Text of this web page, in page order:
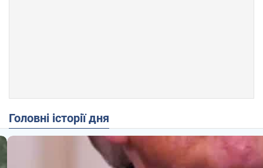
Головні історії дня